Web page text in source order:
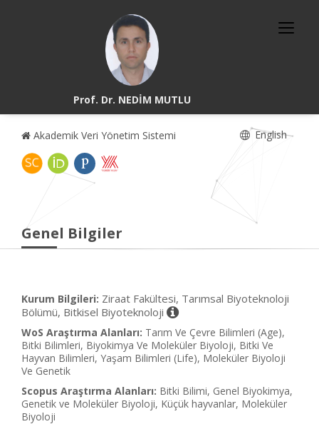
Prof. Dr. NEDİM MUTLU
Akademik Veri Yönetim Sistemi English
Genel Bilgiler
Kurum Bilgileri: Ziraat Fakültesi, Tarımsal Biyoteknoloji
Bölümü, Bitkisel Biyoteknoloji
WoS Araştırma Alanları: Tarım Ve Çevre Bilimleri (Age),
Bitki Bilimleri, Biyokimya Ve Moleküler Biyoloji, Bitki Ve
Hayvan Bilimleri, Yaşam Bilimleri (Life), Moleküler Biyoloji
Ve Genetik
Scopus Araştırma Alanları: Bitki Bilimi, Genel Biyokimya,
Genetik ve Moleküler Biyoloji, Küçük hayvanlar, Moleküler
Biyoloji